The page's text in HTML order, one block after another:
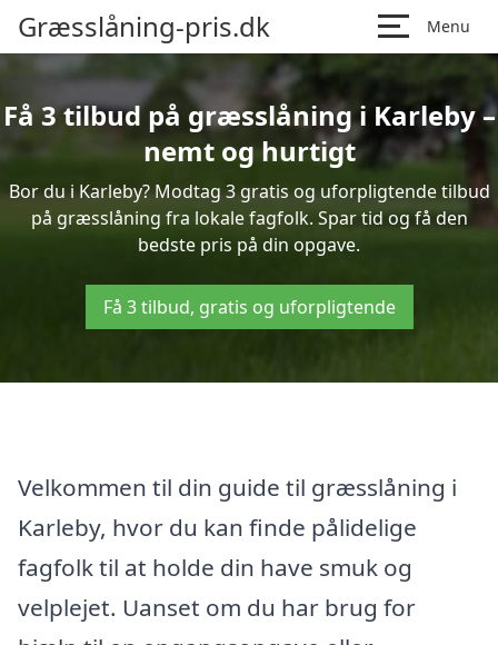
Græsslåning-pris.dk Menu
Få 3 tilbud på græsslåning i Karleby –
nemt og hurtigt
Bor du i Karleby? Modtag 3 gratis og uforpligtende tilbud
på græsslåning fra lokale fagfolk. Spar tid og få den
bedste pris på din opgave.
Få 3 tilbud, gratis og uforpligtende
Velkommen til din guide til græsslåning i
Karleby, hvor du kan finde pålidelige
fagfolk til at holde din have smuk og
velplejet. Uanset om du har brug for